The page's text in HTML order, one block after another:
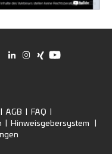
|AGB | FAQ |
| Hinweisgebersystem |